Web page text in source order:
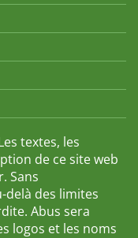
textes, les
de ce site web
Sans
des limites
Abus sera
logos et les noms